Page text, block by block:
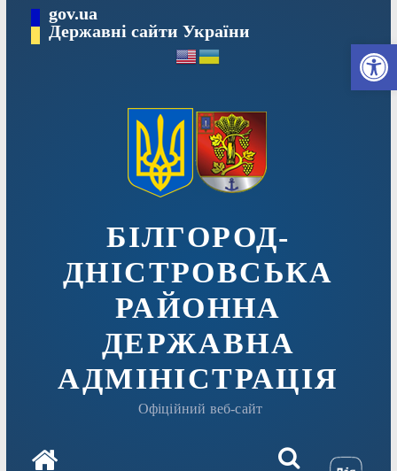
вмісту
gov.ua
Державні сайти України
БІЛГОРОД-
ДНІСТРОВСЬКА
РАЙОННА
ДЕРЖАВНА
АДМІНІСТРАЦІЯ
Офіційний веб-сайт